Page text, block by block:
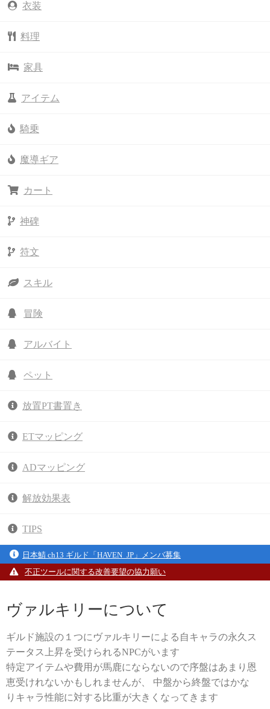
衣装
料理
家具
アイテム
騎乗
魔導ギア
カート
神碑
符文
スキル
冒険
アルバイト
ペット
放置PT書置き
ETマッピング
ADマッピング
解放効果表
TIPS
日本鯖 ch13 ギルド「HAVEN_JP」メンバ募集
不正ツールに関する改善要望の協力願い
ヴァルキリーについて
ギルド施設の１つにヴァルキリーによる自キャラの永久ス
テータス上昇を受けられるNPCがいます
特定アイテムや費用が馬鹿にならないので序盤はあまり恩
恵受けれないかもしれませんが、 中盤から終盤ではかな
りキャラ性能に対する比重が大きくなってきます